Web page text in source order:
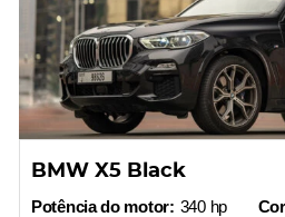
BMW X5 Black
Potência do motor: 340 hp